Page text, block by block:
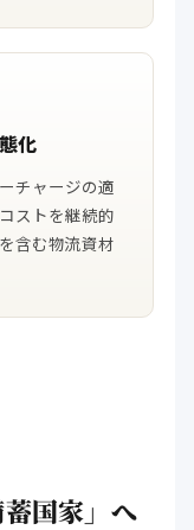
化
チャージの適
ストを継続的
含む物流資材
国家」へ